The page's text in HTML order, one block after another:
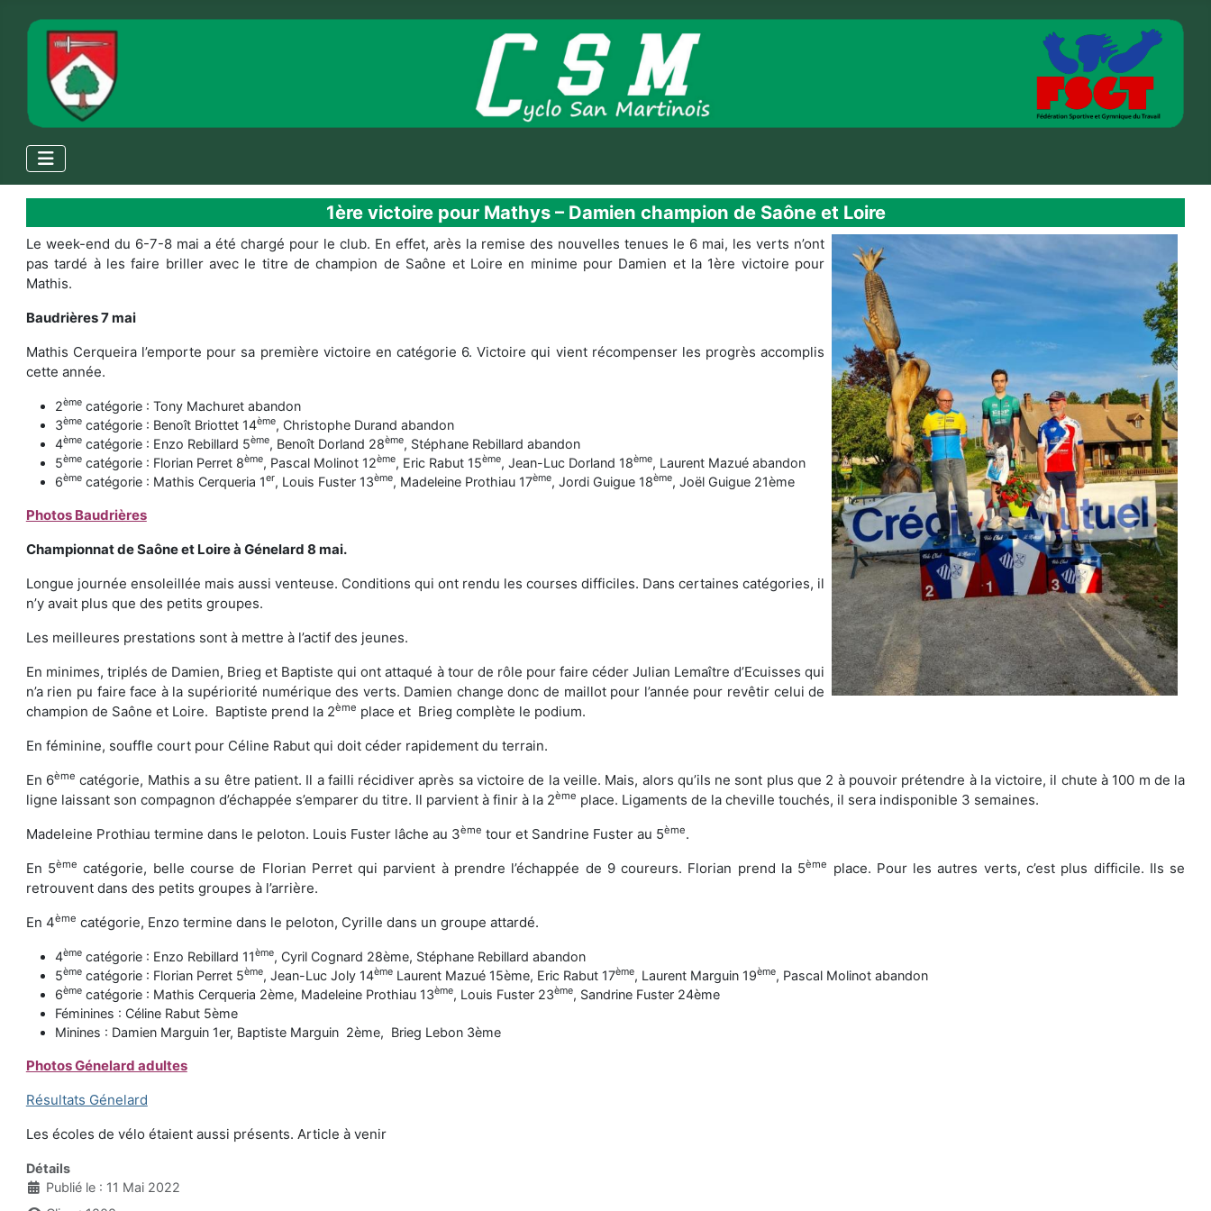
1ère victoire pour Mathys – Damien champion de Saône et Loire
Le week-end du 6-7-8 mai a été chargé pour le club. En effet, arès la remise des nouvelles tenues le 6 mai, les verts n’ont
pas tardé à les faire briller avec le titre de champion de Saône et Loire en minime pour Damien et la 1ère victoire pour
Mathis.
Baudrières 7 mai
Mathis Cerqueira l’emporte pour sa première victoire en catégorie 6. Victoire qui vient récompenser les progrès accomplis
cette année.
2èmecatégorie : Tony Machuret abandon
3èmecatégorie : Benoît Briottet 14ème, Christophe Durand abandon
4èmecatégorie : Enzo Rebillard 5ème, Benoît Dorland 28ème, Stéphane Rebillard abandon
5èmecatégorie : Florian Perret 8ème, Pascal Molinot 12ème, Eric Rabut 15ème, Jean-Luc Dorland 18ème, Laurent Mazué abandon
6èmecatégorie : Mathis Cerqueria 1er, Louis Fuster 13ème, Madeleine Prothiau 17ème, Jordi Guigue 18ème, Joël Guigue 21ème
Photos Baudrières
Championnat de Saône et Loire à Génelard 8 mai.
Longue journée ensoleillée mais aussi venteuse. Conditions qui ont rendu les courses difficiles. Dans certaines catégories, il
n’y avait plus que des petits groupes.
Les meilleures prestations sont à mettre à l’actif des jeunes.
En minimes, triplés de Damien, Brieg et Baptiste qui ont attaqué à tour de rôle pour faire céder Julian Lemaître d’Ecuisses qui
n’a rien pu faire face à la supériorité numérique des verts. Damien change donc de maillot pour l’année pour revêtir celui de
champion de Saône et Loire. Baptiste prend la 2ème place et Brieg complète le podium.
En féminine, souffle court pour Céline Rabut qui doit céder rapidement du terrain.
En 6ème catégorie, Mathis a su être patient. Il a failli récidiver après sa victoire de la veille. Mais, alors qu’ils ne sont plus que 2 à pouvoir prétendre à la victoire, il chute à 100 m de la
ligne laissant son compagnon d’échappée s’emparer du titre. Il parvient à finir à la 2ème place. Ligaments de la cheville touchés, il sera indisponible 3 semaines.
Madeleine Prothiau termine dans le peloton. Louis Fuster lâche au 3ème tour et Sandrine Fuster au 5ème.
En 5ème catégorie, belle course de Florian Perret qui parvient à prendre l’échappée de 9 coureurs. Florian prend la 5ème
place. Pour les autres verts, c’est plus difficile. Ils se
retrouvent dans des petits groupes à l’arrière.
En 4ème catégorie, Enzo termine dans le peloton, Cyrille dans un groupe attardé.
4èmecatégorie : Enzo Rebillard 11ème, Cyril Cognard 28ème, Stéphane Rebillard abandon
5èmecatégorie : Florian Perret 5ème, Jean-Luc Joly 14èmeLaurent Mazué 15ème, Eric Rabut 17ème, Laurent Marguin 19ème, Pascal Molinot abandon
6èmecatégorie : Mathis Cerqueria 2ème, Madeleine Prothiau 13ème, Louis Fuster 23ème, Sandrine Fuster 24ème
Féminines : Céline Rabut 5ème
Minines : Damien Marguin 1er, Baptiste Marguin 2ème, Brieg Lebon 3ème
Photos Génelard adultes
Résultats Génelard
Les écoles de vélo étaient aussi présents. Article à venir
Détails
Publié le : 11 Mai 2022